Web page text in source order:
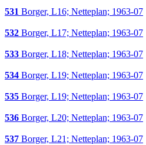
531 Borger, L16; Netteplan; 1963-07
532 Borger, L17; Netteplan; 1963-07
533 Borger, L18; Netteplan; 1963-07
534 Borger, L19; Netteplan; 1963-07
535 Borger, L19; Netteplan; 1963-07
536 Borger, L20; Netteplan; 1963-07
537 Borger, L21; Netteplan; 1963-07